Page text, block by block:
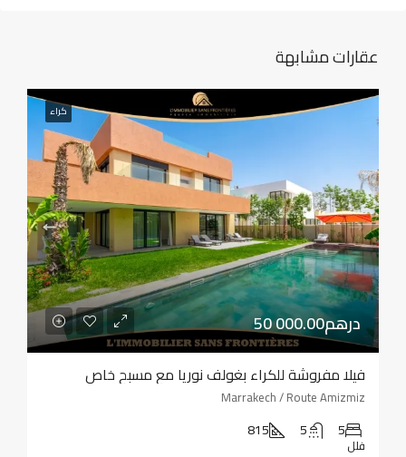
عقارات مشابهة
كراء
50 000.00درهم
فيلا مفروشة للكراء بغولف نوريا مع مسبح خاص
Marrakech / Route Amizmiz
5
5
815
فلل